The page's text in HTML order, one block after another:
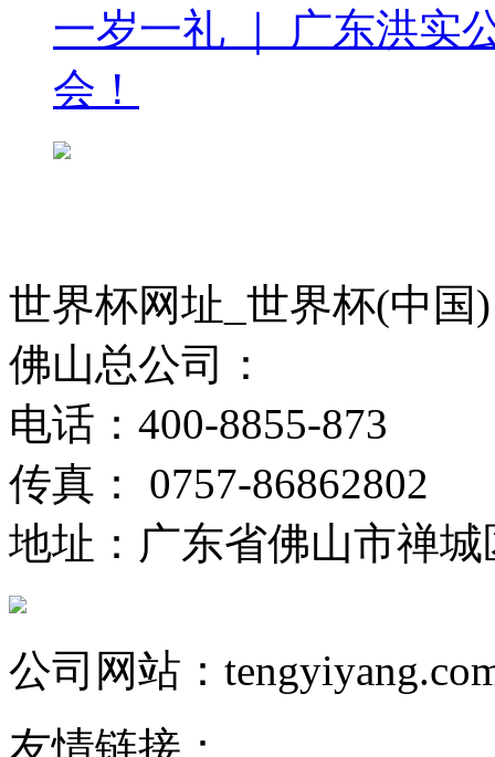
一岁一礼 ｜ 广东洪实
会！
世界杯网址_世界杯(中国)
佛山总公司：
电话：400-8855-873
传真： 0757-86862802
地址：广东省佛山市禅
公司网站：